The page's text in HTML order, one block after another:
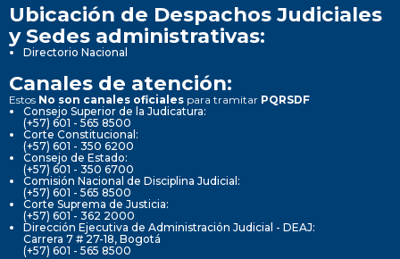
Ubicación de Despachos Judiciales
y Sedes administrativas:
Directorio Nacional
Canales de atención:
Estos No son canales oficiales para tramitar PQRSDF
Consejo Superior de la Judicatura:
(+57) 601 - 565 8500
Corte Constitucional:
(+57) 601 - 350 6200
Consejo de Estado:
(+57) 601 - 350 6700
Comisión Nacional de Disciplina Judicial:
(+57) 601 - 565 8500
Corte Suprema de Justicia:
(+57) 601 - 362 2000
Dirección Ejecutiva de Administración Judicial - DEAJ:
Carrera 7 # 27-18, Bogotá
(+57) 601 - 565 8500